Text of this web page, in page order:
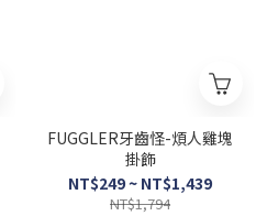
FUGGLER牙齒怪-煩人雞塊
掛飾
NT$249 ~ NT$1,439
NT$1,794